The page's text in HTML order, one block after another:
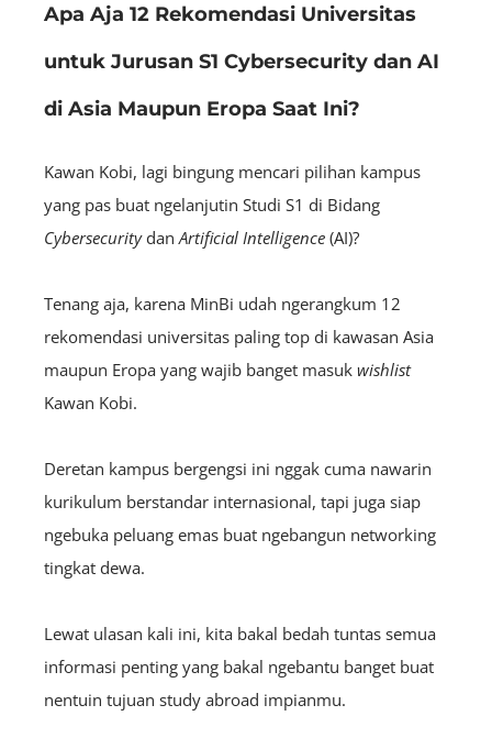
Apa Aja 12 Rekomendasi Universitas
untuk Jurusan S1 Cybersecurity dan AI
di Asia Maupun Eropa Saat Ini?
Kawan Kobi, lagi bingung mencari pilihan kampus
yang pas buat ngelanjutin Studi S1 di Bidang
Cybersecuritydan Artificial Intelligence (AI)?
Tenang aja, karena MinBi udah ngerangkum 12
rekomendasi universitas paling top di kawasan Asia
maupun Eropa yang wajib banget masuk wishlist
Kawan Kobi.
Deretan kampus bergengsi ini nggak cuma nawarin
kurikulum berstandar internasional, tapi juga siap
ngebuka peluang emas buat ngebangun networking
tingkat dewa.
Lewat ulasan kali ini, kita bakal bedah tuntas semua
informasi penting yang bakal ngebantu banget buat
nentuin tujuan study abroad impianmu.